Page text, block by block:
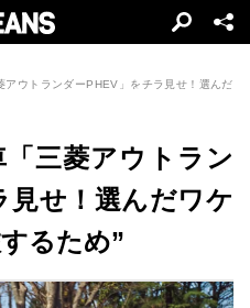
アウトランダーPHEV」をチラ見せ！選んだワ
三菱アウトラン
見せ！選んだワケ
るため”